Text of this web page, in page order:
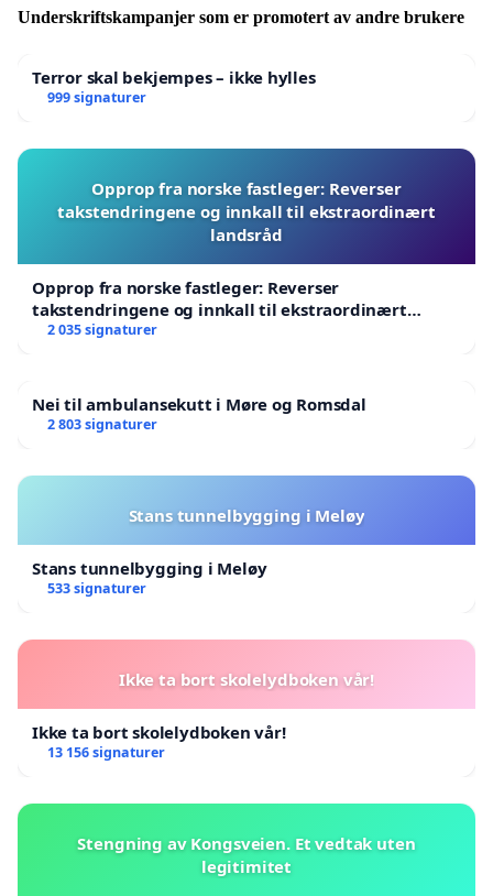
Underskriftskampanjer som er promotert av andre brukere
Terror skal bekjempes – ikke hylles
999 signaturer
Opprop fra norske fastleger: Reverser
takstendringene og innkall til ekstraordinært
landsråd
Opprop fra norske fastleger: Reverser
takstendringene og innkall til ekstraordinært
landsråd
2 035 signaturer
Nei til ambulansekutt i Møre og Romsdal
2 803 signaturer
Stans tunnelbygging i Meløy
Stans tunnelbygging i Meløy
533 signaturer
Ikke ta bort skolelydboken vår!
Ikke ta bort skolelydboken vår!
13 156 signaturer
Stengning av Kongsveien. Et vedtak uten
legitimitet